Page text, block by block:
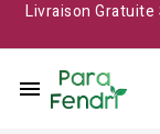
Livraison Gratuite
menu